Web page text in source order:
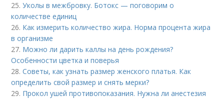
25.Уколы в межбровку. Ботокс — поговорим о
количестве единиц
26. Как измерить количество жира. Норма процента жира
в организме
27. Можно ли дарить каллы на день рождения?
Особенности цветка и поверья
28.Советы, как узнать размер женского платья. Как
определить свой размер и снять мерки?
29. Прокол ушей противопоказания. Нужна ли анестезия